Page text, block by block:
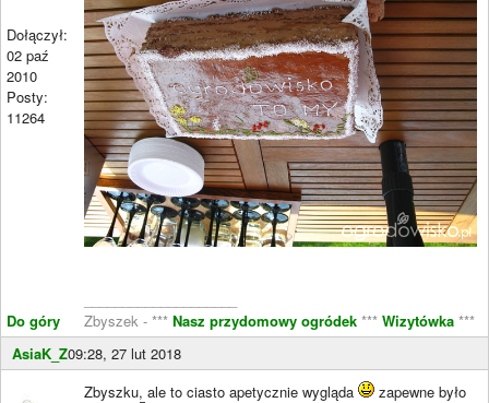
Dołączył:
02 paź
2010
Posty:
11264
Do góry
Zbyszek - *** Nasz przydomowy ogródek *** Wizytówka ***
AsiaK_Z09:28, 27 lut 2018
Zbyszku, ale to ciasto apetycznie wygląda
zapewne było